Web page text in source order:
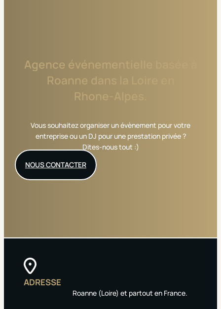
Agence événementielle
Roanne dans
Rhone-Alpes.
Vous souhaitez organiser un évènement pour votre
entreprise ou un DJ pour une prestation privée ?
Dites-nous tout :)
NOUS CONTACTER
ADRESSE
Roanne (Loire) et partout en France.